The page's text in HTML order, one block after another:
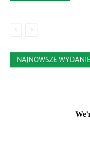
NAJNOWSZE WYDANIE